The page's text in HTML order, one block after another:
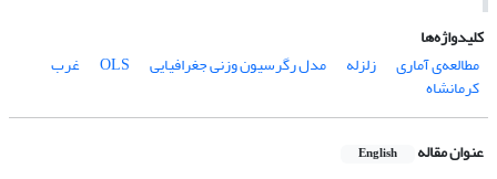
کلیدواژه‌ها
مطالعه‌ی آماری
زلزله مدل رگرسیون وزنی جغرافیایی OLS غرب
کرمانشاه
عنوان مقاله English